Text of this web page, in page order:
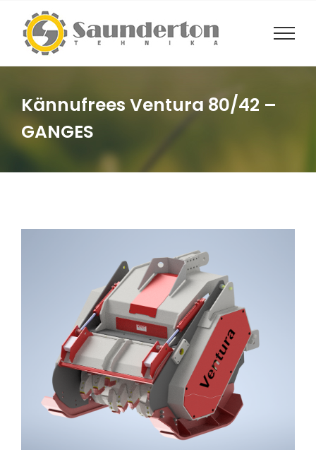
content
Kännufrees Ventura 80/42 –
GANGES